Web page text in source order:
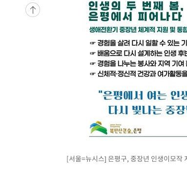
-25985초 전 >
서울 열대야 15일째 지속…비공식 '초열대야'
[속보]코스닥, 2.15포인트(0.27%) 내린
[속보]코스피, 119.51포인트(1.81%) 내린
6월 경상수지 497.3억 달러…두 달 연속 사
서울 낮 39도 '폭염중대경보'…40도 관측 가
미 워싱턴주 스포캔 시의 통제불능 3개 산불,
[속보] 호르무즈 해협 이란-오만 협상 기대속
[속보] 이란 대통령 "지금 최고지도자와 소통하
[속보] "이란-오만, 호르무즈 해협 통행 항로 합의"
[서울=뉴시스] 은평구, 중장년 인생이모